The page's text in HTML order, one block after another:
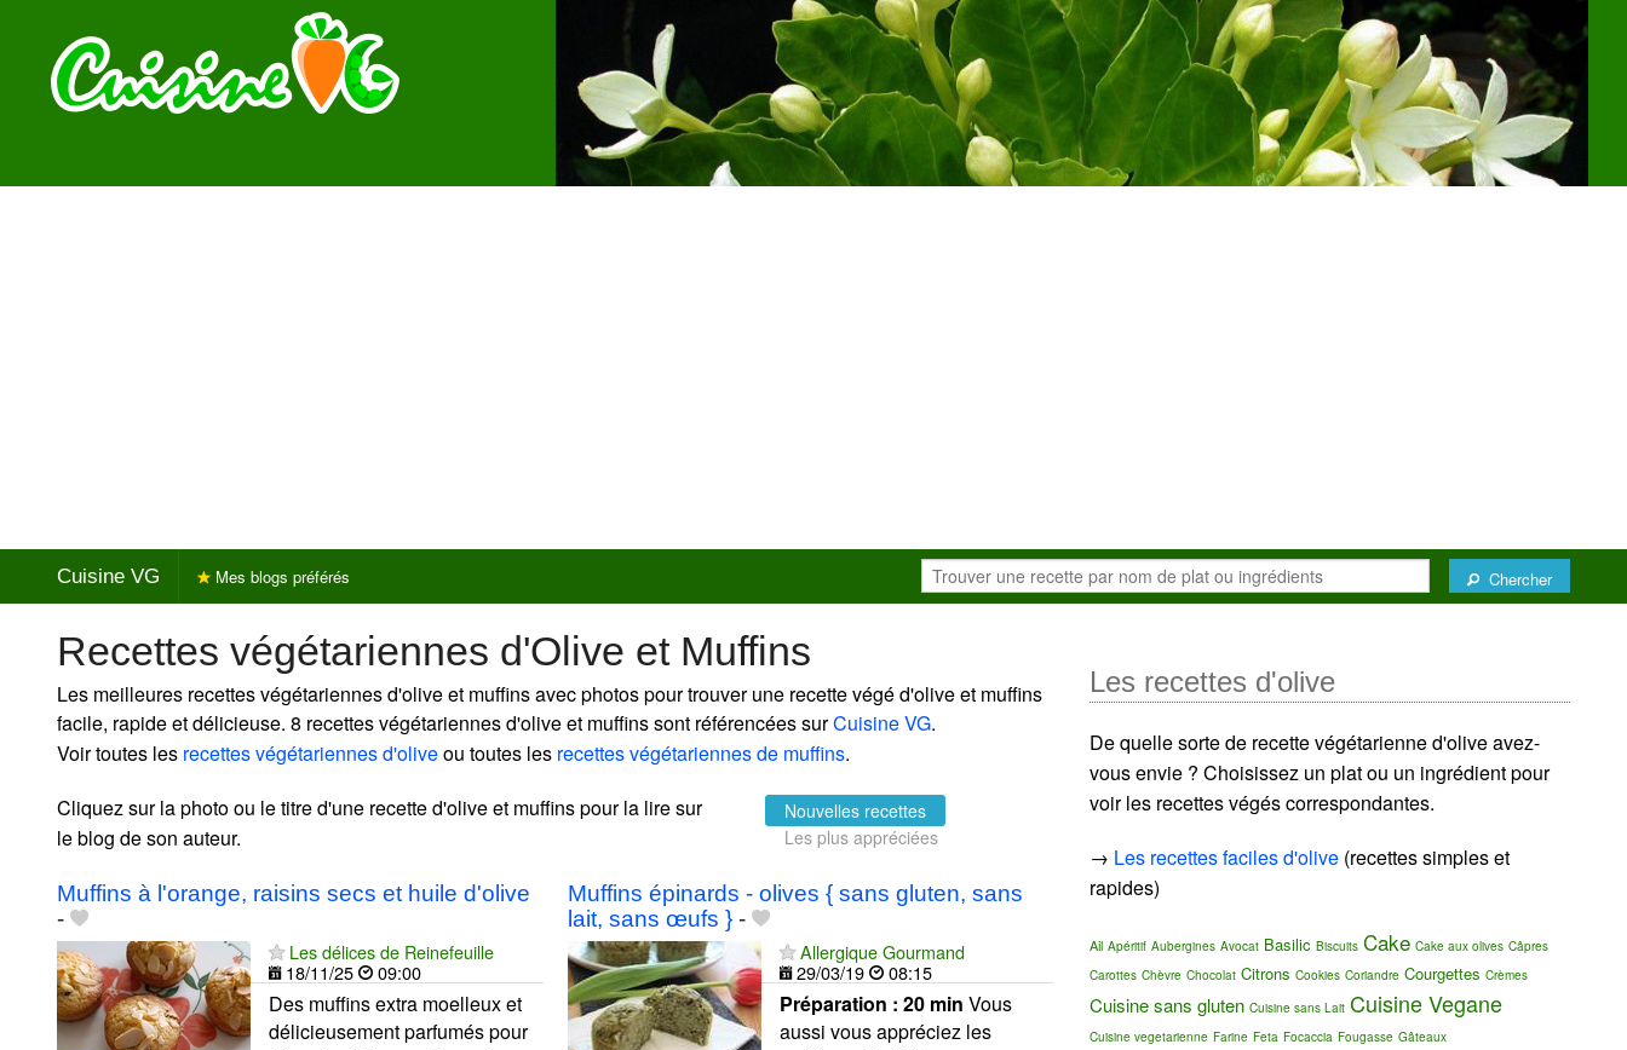
Cuisine VG Chercher
Mes blogs préférés
Recettes végétariennes d'Olive et Muffins
Les meilleures recettes végétariennes d'olive et muffins avec photos pour trouver une recette végé d'olive et muffins
facile, rapide et délicieuse. 8 recettes végétariennes d'olive et muffins sont référencées surCuisine VG.
Voir toutes les recettes végétariennes d'oliveou toutes les recettes végétariennes de muffins.
Cliquez sur la photo ou le titre d'une recette d'olive et muffins pour la lire sur
le blog de son auteur.
Nouvelles recettes
Les plus appréciées
Muffins à l'orange, raisins secs et huile d'olive
-
Les délices de Reinefeuille
18/11/25
09:00
Des muffins extra moelleux et
délicieusement parfumés pour
Muffins épinards - olives { sans gluten, sans
lait, sans œufs }-
Allergique Gourmand
29/03/19
08:15
Préparation : 20 min Vous
aussi vous appréciez les
Les recettes d'olive
De quelle sorte de recette végétarienne d'olive avez-
vous envie ? Choisissez un plat ou un ingrédient pour
voir les recettes végés correspondantes.
→ Les recettes faciles d'olive (recettes simples et
rapides)
Ail Apéritif Aubergines Avocat Basilic Biscuits Cake Cake aux olives Câpres
Carottes Chèvre Chocolat Citrons Cookies Coriandre Courgettes Crèmes
Cuisine sans gluten Cuisine sans Lait Cuisine Vegane
Cuisine vegetarienne Farine Feta Focaccia Fougasse Gâteaux